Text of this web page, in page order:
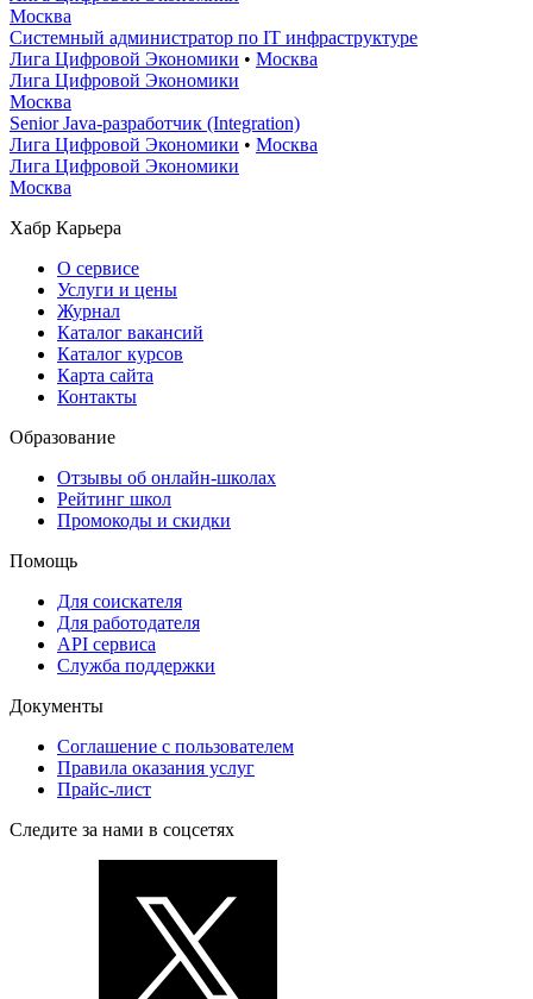
Москва
Системный администратор по IT инфраструктуре
Лига Цифровой Экономики • Москва
Лига Цифровой Экономики
Москва
Senior Java-разработчик (Integration)
Лига Цифровой Экономики • Москва
Лига Цифровой Экономики
Москва
Хабр Карьера
О сервисе
Услуги и цены
Журнал
Каталог вакансий
Каталог курсов
Карта сайта
Контакты
Образование
Отзывы об онлайн-школах
Рейтинг школ
Промокоды и скидки
Помощь
Для соискателя
Для работодателя
API сервиса
Служба поддержки
Документы
Соглашение с пользователем
Правила оказания услуг
Прайс-лист
Следите за нами в соцсетях